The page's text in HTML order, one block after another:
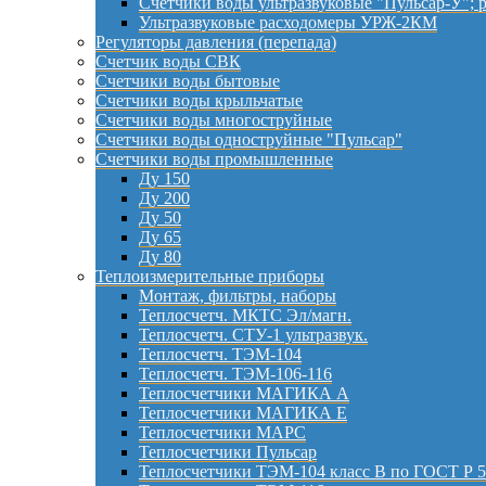
Ультразвуковые расходомеры УРЖ-2КМ
Регуляторы давления (перепада)
Счетчик воды СВК
Счетчики воды бытовые
Счетчики воды крыльчатые
Счетчики воды многоструйные
Счетчики воды одноструйные "Пульсар"
Счетчики воды промышленные
Ду 150
Ду 200
Ду 50
Ду 65
Ду 80
Теплоизмерительные приборы
Монтаж, фильтры, наборы
Теплосчетч. МКТС Эл/магн.
Теплосчетч. СТУ-1 ультразвук.
Теплосчетч. ТЭМ-104
Теплосчетч. ТЭМ-106-116
Теплосчетчики МАГИКА А
Теплосчетчики МАГИКА Е
Теплосчетчики МАРС
Теплосчетчики Пульсар
Теплосчетчики ТЭМ-104 класс B по ГОСТ Р